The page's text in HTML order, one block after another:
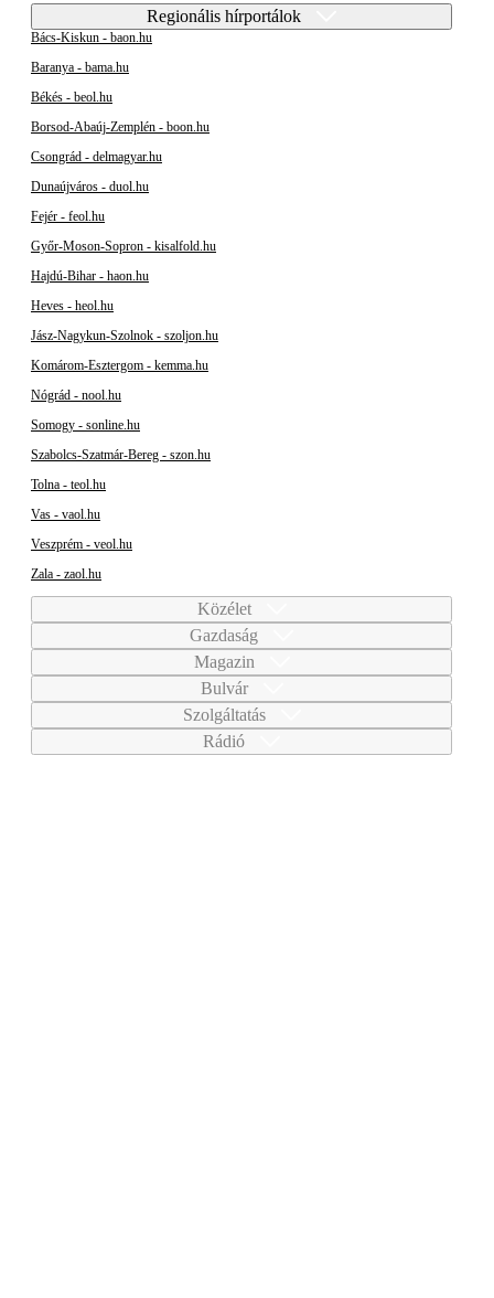
Regionális hírportálok
Bács-Kiskun - baon.hu
Baranya - bama.hu
Békés - beol.hu
Borsod-Abaúj-Zemplén - boon.hu
Csongrád - delmagyar.hu
Dunaújváros - duol.hu
Fejér - feol.hu
Győr-Moson-Sopron - kisalfold.hu
Hajdú-Bihar - haon.hu
Heves - heol.hu
Jász-Nagykun-Szolnok - szoljon.hu
Komárom-Esztergom - kemma.hu
Nógrád - nool.hu
Somogy - sonline.hu
Szabolcs-Szatmár-Bereg - szon.hu
Tolna - teol.hu
Vas - vaol.hu
Veszprém - veol.hu
Zala - zaol.hu
Közélet
Gazdaság
Magazin
Bulvár
Szolgáltatás
Rádió